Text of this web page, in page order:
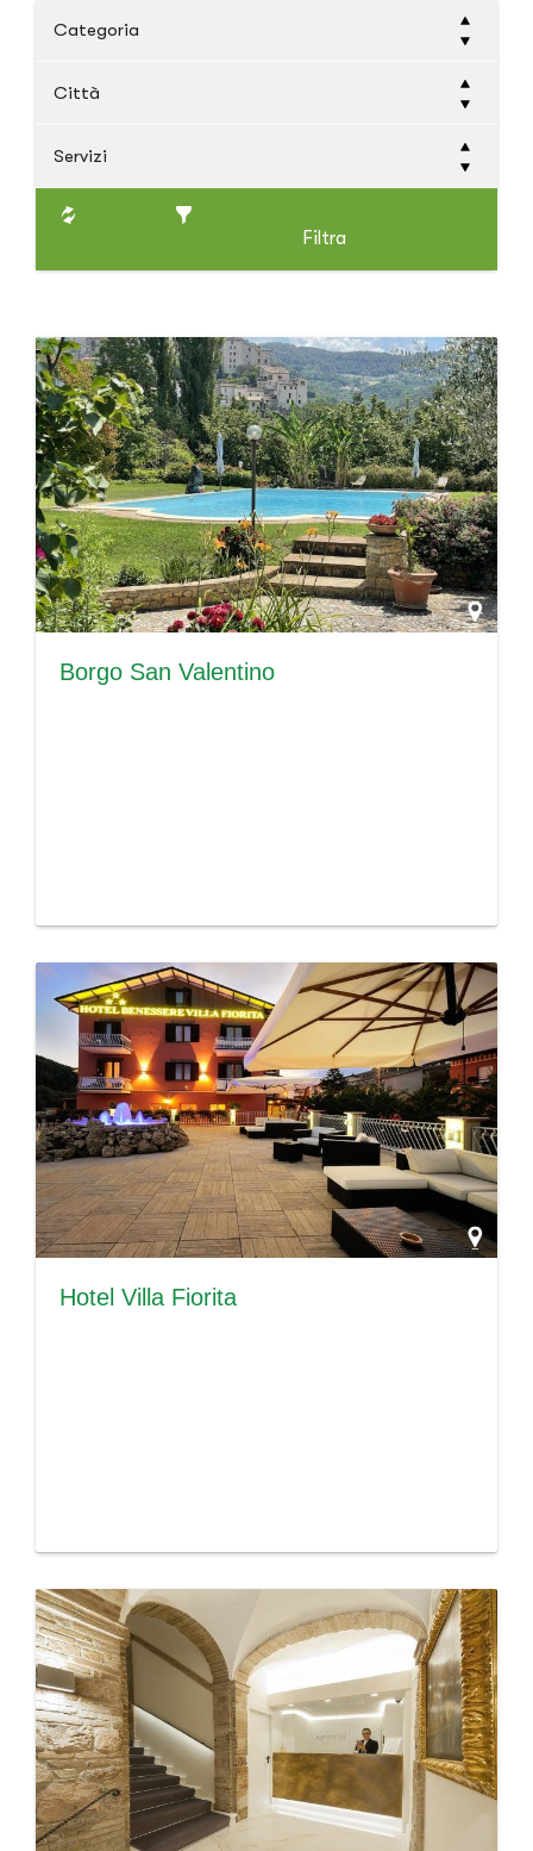
Categoria
Città
Servizi
Filtra
Borgo San Valentino
Hotel Villa Fiorita